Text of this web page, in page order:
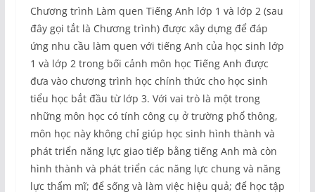
Chương trình Làm quen Tiếng Anh lớp 1 và lớp 2 (sau
đây gọi tắt là Chương trình) được xây dựng để đáp
ứng nhu cầu làm quen với tiếng Anh của học sinh lớp
1 và lớp 2 trong bối cảnh môn học Tiếng Anh được
đưa vào chương trình học chính thức cho học sinh
tiểu học bắt đầu từ lớp 3. Với vai trò là một trong
những môn học có tính công cụ ở trường phổ thông,
môn học này không chỉ giúp học sinh hình thành và
phát triển năng lực giao tiếp bằng tiếng Anh mà còn
hình thành và phát triển các năng lực chung và năng
lực thẩm mĩ; để sống và làm việc hiệu quả; để học tập